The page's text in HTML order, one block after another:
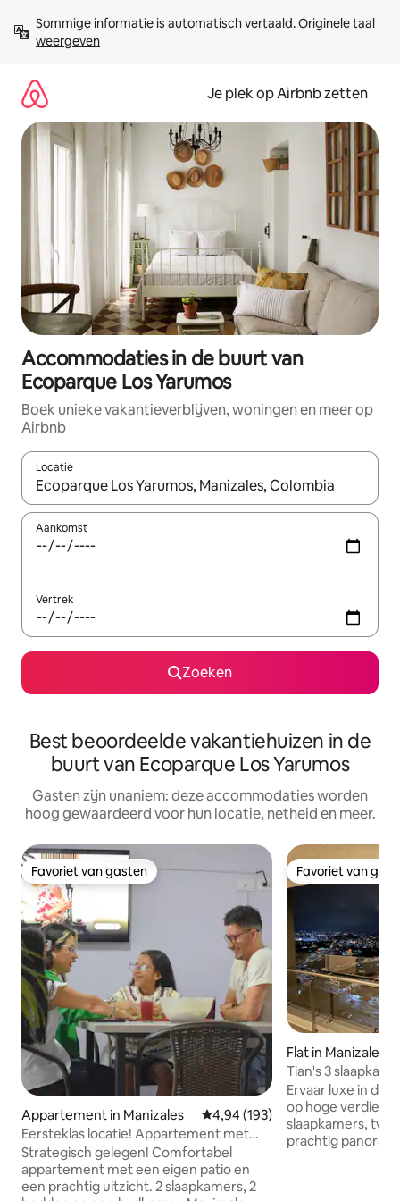
direct
naar
Sommige informatie is automatisch vertaald. Originele taal
weergeven
Je plek op Airbnb zetten
Accommodaties in de buurt van
Ecoparque Los Yarumos
Boek unieke vakantieverblijven, woningen en meer op
Airbnb
Locatie
Wanneer er resultaten beschikbaar zijn, maak je een keuze
Aankomst
Vertrek
Zoeken
Best beoordeelde vakantiehuizen in de
buurt van Ecoparque Los Yarumos
Gasten zijn unaniem: deze accommodaties worden
hoog gewaardeerd voor hun locatie, netheid en meer.
Favoriet van gasten
Favoriet van gasten
Appartement in Manizales Gemiddelde beoordeling van
4,94 (193)
Eersteklas locatie! Appartement met
bad om te ontspannen!
Strategisch gelegen! Comfortabel
appartement met een eigen patio en
een prachtig uitzicht. 2 slaapkamers, 2
Favoriet van
Favoriet van
Flat in Manizales
Tian's 3
GEEN
Ervaar luxe in dit
op hoge
slaapkamers,
prachtig